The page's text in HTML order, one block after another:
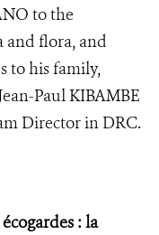
to the
and flora, and
to his family,
Paul KIBAMBE
Director in DRC.
: la